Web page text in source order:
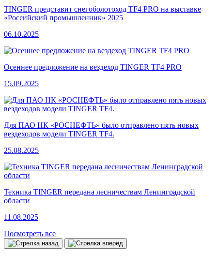
TINGER представит снегоболотоход TF4 PRO на выставке
«Российский промышленник» 2025
06.10.2025
Осеннее предложение на вездеход TINGER TF4 PRO
15.09.2025
Для ПАО НК «РОСНЕФТЬ» было отправлено пять новых
вездеходов модели TINGER TF4.
25.08.2025
Техника TINGER передана лесничествам Ленинградской
области
11.08.2025
Посмотреть все